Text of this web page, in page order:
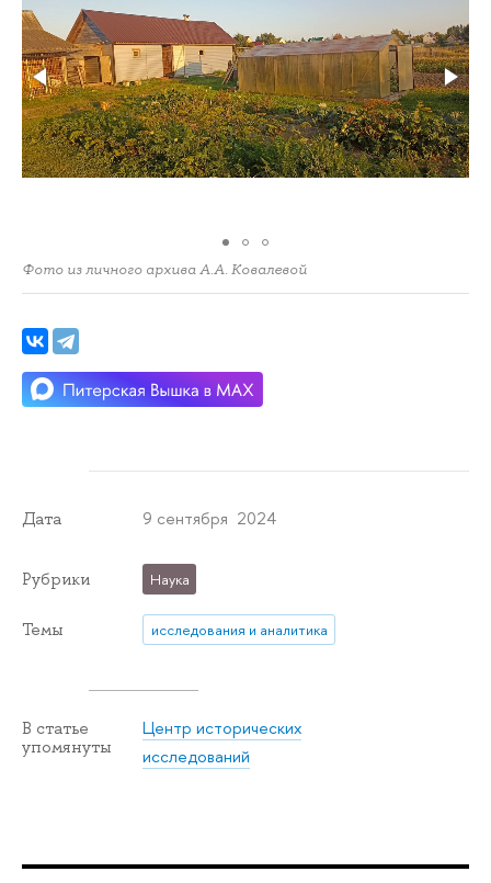
Фото из личного архива А.А. Ковалевой
Дата 9 сентября 2024
Рубрики Наука
Темы исследования и аналитика
В статье
упомянуты
Центр исторических
исследований